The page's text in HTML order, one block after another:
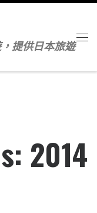
提供日本旅遊
2014